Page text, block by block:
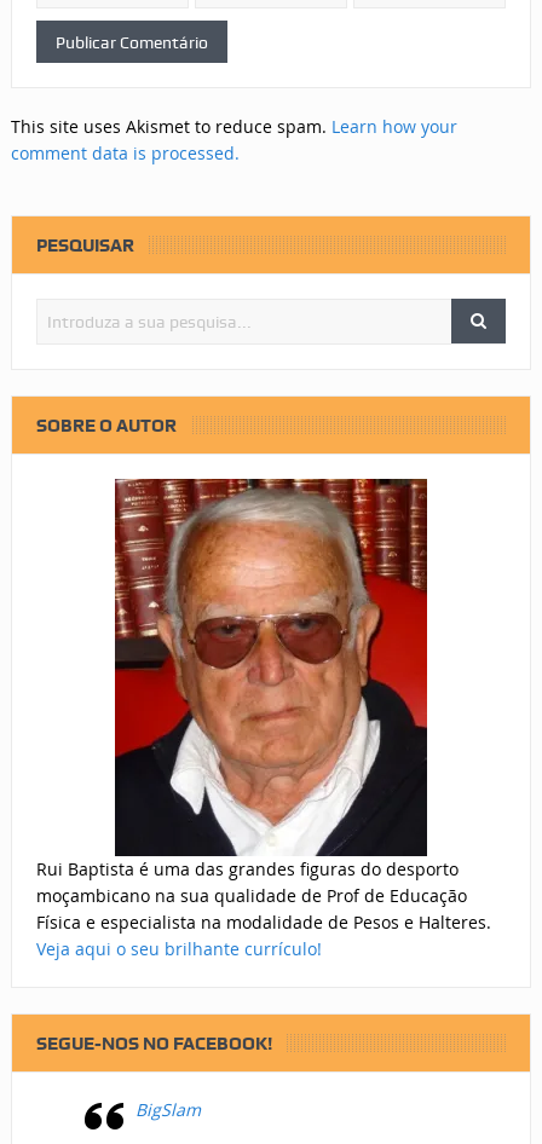
This site uses Akismet to reduce spam. Learn how your
comment data is processed.
PESQUISAR
SOBRE O AUTOR
Rui Baptista é uma das grandes figuras do desporto
moçambicano na sua qualidade de Prof de Educação
Física e especialista na modalidade de Pesos e Halteres.
Veja aqui o seu brilhante currículo!
SEGUE-NOS NO FACEBOOK!
BigSlam